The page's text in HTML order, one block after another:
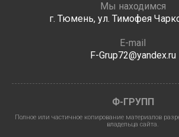
Мы находимся
г. Тюмень, ул. Тимофея
E-mail
F-Grup72@yandex.ru
Ф-ГРУПП
Полное или частичное копирование материалов
владельца сайта.